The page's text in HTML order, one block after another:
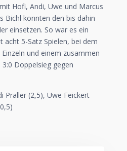
Hofi, Andi, Uwe und Marcus
Bichl konnten den bis dahin
einsetzen. So war es ein
acht 5-Satz Spielen, bei dem
und einem zusammen
Doppelsieg gegen
Praller (2,5), Uwe Feickert